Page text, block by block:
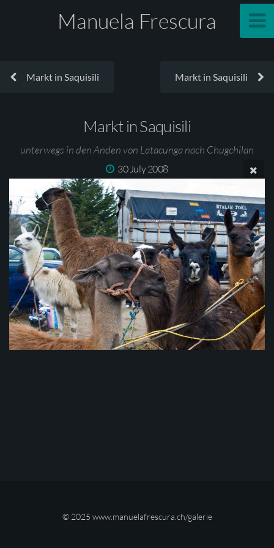
Manuela Frescura
Markt in Saquisili Markt in Saquisili
Markt in Saquisili
unterwegs in den Anden von Latacunga nach Chugchilan
30 July 2008
© 2025 www.manuelafrescura.ch/galerie